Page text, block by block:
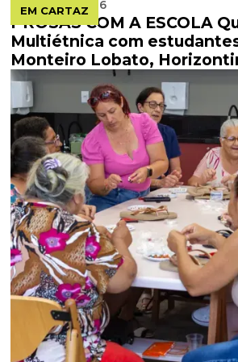
EM CARTAZ
AUGUST 6, 2026
PROSAS COM A ESCOLA
Multiétnica com
Monteiro Lobato,